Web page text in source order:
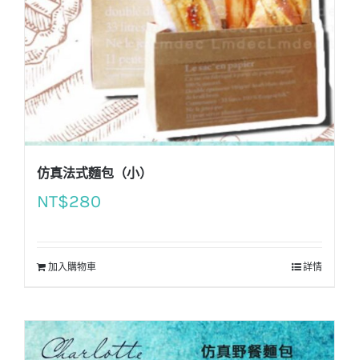
仿真法式麵包（小）
NT$280
加入購物車 詳情